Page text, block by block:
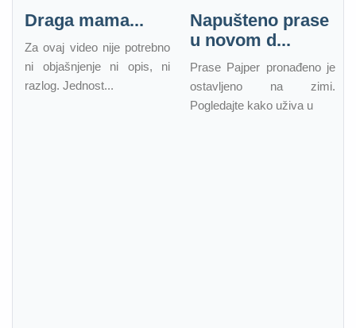
Draga mama...
Za ovaj video nije potrebno
ni objašnjenje ni opis, ni
razlog. Jednost...
Napušteno prase
u novom d...
Prase Pajper pronađeno je
ostavljeno na zimi.
Pogledajte kako uživa u